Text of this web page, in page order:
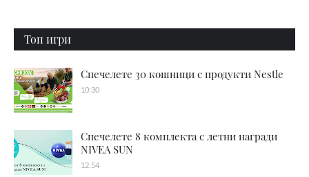
Топ игри
Спечелете 30 кошници с продукти Nestle
10:30
Спечелете 8 комплекта с летни награди
NIVEA SUN
12:54